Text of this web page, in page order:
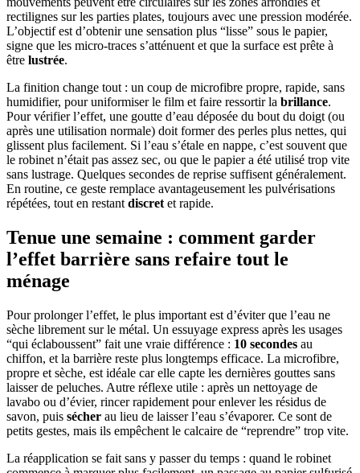
rectilignes sur les parties plates, toujours avec une pression modérée.
L’objectif est d’obtenir une sensation plus “lisse” sous le papier,
signe que les micro-traces s’atténuent et que la surface est prête à
être lustrée.
La finition change tout : un coup de microfibre propre, rapide, sans
humidifier, pour uniformiser le film et faire ressortir la brillance.
Pour vérifier l’effet, une goutte d’eau déposée du bout du doigt (ou
après une utilisation normale) doit former des perles plus nettes, qui
glissent plus facilement. Si l’eau s’étale en nappe, c’est souvent que
le robinet n’était pas assez sec, ou que le papier a été utilisé trop vite
sans lustrage. Quelques secondes de reprise suffisent généralement.
En routine, ce geste remplace avantageusement les pulvérisations
répétées, tout en restant discret et rapide.
Tenue une semaine : comment garder
l’effet barrière sans refaire tout le
ménage
Pour prolonger l’effet, le plus important est d’éviter que l’eau ne
sèche librement sur le métal. Un essuyage express après les usages
“qui éclaboussent” fait une vraie différence : 10 secondes au
chiffon, et la barrière reste plus longtemps efficace. La microfibre,
propre et sèche, est idéale car elle capte les dernières gouttes sans
laisser de peluches. Autre réflexe utile : après un nettoyage de
lavabo ou d’évier, rincer rapidement pour enlever les résidus de
savon, puis sécher au lieu de laisser l’eau s’évaporer. Ce sont de
petits gestes, mais ils empêchent le calcaire de “reprendre” trop vite.
La réapplication se fait sans y passer du temps : quand le robinet